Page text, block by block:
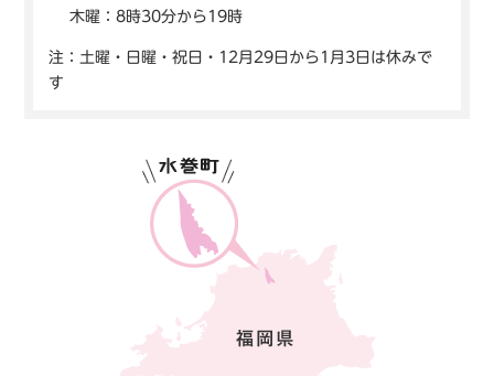
木曜：8時30分から19時
注：土曜・日曜・祝日・12月29日から1月3日は休みで
す